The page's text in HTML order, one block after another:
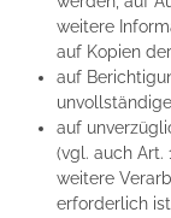
weitere
auf Kopien
auf
auf
(vgl. auch Art.
weitere
erforderlich